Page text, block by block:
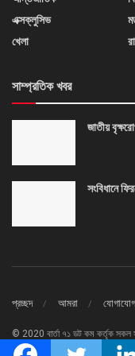
এক্সক্লুসিভ
খেলা
সাম্প্রতিক খবর
জাতীয়
সংবিধানে
প্রচ্ছদ আমরা যোগাযোগ
© 2020 বার্তা ৭১ ডট কম কর্তৃক সকল